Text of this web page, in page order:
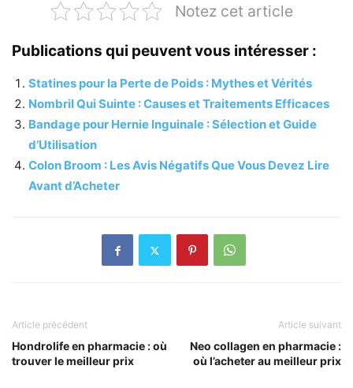
Notez cet article
Publications qui peuvent vous intéresser :
Statines pour la Perte de Poids : Mythes et Vérités
Nombril Qui Suinte : Causes et Traitements Efficaces
Bandage pour Hernie Inguinale : Sélection et Guide
d’Utilisation
Colon Broom : Les Avis Négatifs Que Vous Devez Lire
Avant d’Acheter
Article précédent
Hondrolife en pharmacie : où
trouver le meilleur prix
Article suivant
Neo collagen en pharmacie :
où l’acheter au meilleur prix